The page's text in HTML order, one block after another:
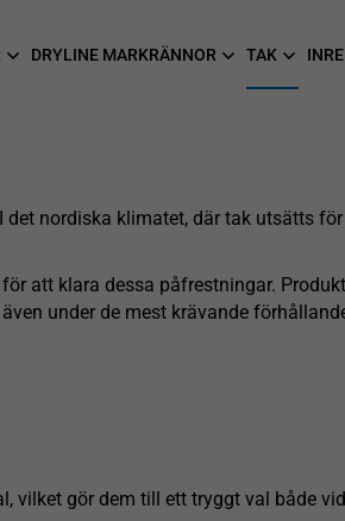
DRYLINE MARKRÄNNOR TAK
nordiska klimatet, där tak utsätts
att klara dessa påfrestningar.
under de mest krävande
vilket gör dem till ett tryggt val både